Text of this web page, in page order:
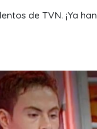
de TVN. ¡Ya han